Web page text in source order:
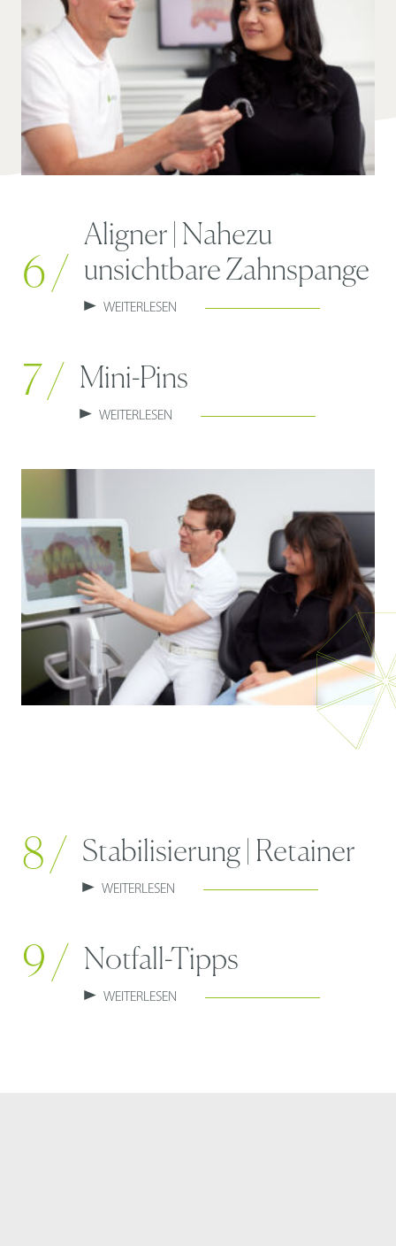
6 /
Aligner | Nahezu
unsichtbare Zahnspange
WEITERLESEN
7 / Mini-Pins
WEITERLESEN
8 / Stabilisierung | Retainer
WEITERLESEN
9 / Notfall-Tipps
WEITERLESEN